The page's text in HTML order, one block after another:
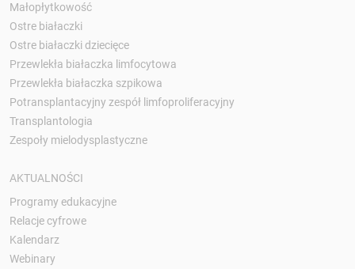
Małopłytkowość
Ostre białaczki
Ostre białaczki dziecięce
Przewlekła białaczka limfocytowa
Przewlekła białaczka szpikowa
Potransplantacyjny zespół limfoproliferacyjny
Transplantologia
Zespoły mielodysplastyczne
AKTUALNOŚCI
Programy edukacyjne
Relacje cyfrowe
Kalendarz
Webinary